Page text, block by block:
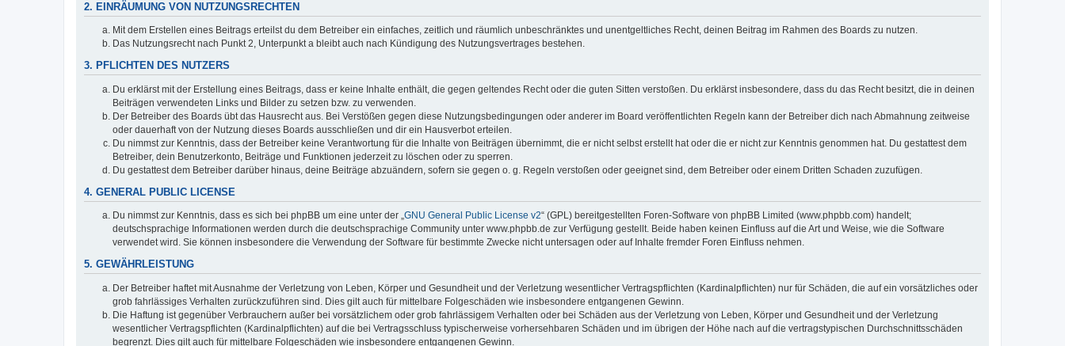
2. EINRÄUMUNG VON NUTZUNGSRECHTEN
Mit dem Erstellen eines Beitrags erteilst du dem Betreiber ein einfaches, zeitlich und räumlich unbeschränktes und unentgeltliches Recht, deinen Beitrag im Rahmen des Boards zu nutzen.
Das Nutzungsrecht nach Punkt 2, Unterpunkt a bleibt auch nach Kündigung des Nutzungsvertrages bestehen.
3. PFLICHTEN DES NUTZERS
Du erklärst mit der Erstellung eines Beitrags, dass er keine Inhalte enthält, die gegen geltendes Recht oder die guten Sitten verstoßen. Du erklärst insbesondere, dass du das Recht besitzt, die in deinen
Beiträgen verwendeten Links und Bilder zu setzen bzw. zu verwenden.
Der Betreiber des Boards übt das Hausrecht aus. Bei Verstößen gegen diese Nutzungsbedingungen oder anderer im Board veröffentlichten Regeln kann der Betreiber dich nach Abmahnung zeitweise
oder dauerhaft von der Nutzung dieses Boards ausschließen und dir ein Hausverbot erteilen.
Du nimmst zur Kenntnis, dass der Betreiber keine Verantwortung für die Inhalte von Beiträgen übernimmt, die er nicht selbst erstellt hat oder die er nicht zur Kenntnis genommen hat. Du gestattest dem
Betreiber, dein Benutzerkonto, Beiträge und Funktionen jederzeit zu löschen oder zu sperren.
Du gestattest dem Betreiber darüber hinaus, deine Beiträge abzuändern, sofern sie gegen o. g. Regeln verstoßen oder geeignet sind, dem Betreiber oder einem Dritten Schaden zuzufügen.
4. GENERAL PUBLIC LICENSE
Du nimmst zur Kenntnis, dass es sich bei phpBB um eine unter der „GNU General Public License v2“ (GPL) bereitgestellten Foren-Software von phpBB Limited (www.phpbb.com) handelt;
deutschsprachige Informationen werden durch die deutschsprachige Community unter www.phpbb.de zur Verfügung gestellt. Beide haben keinen Einfluss auf die Art und Weise, wie die Software
verwendet wird. Sie können insbesondere die Verwendung der Software für bestimmte Zwecke nicht untersagen oder auf Inhalte fremder Foren Einfluss nehmen.
5. GEWÄHRLEISTUNG
Der Betreiber haftet mit Ausnahme der Verletzung von Leben, Körper und Gesundheit und der Verletzung wesentlicher Vertragspflichten (Kardinalpflichten) nur für Schäden, die auf ein vorsätzliches oder
grob fahrlässiges Verhalten zurückzuführen sind. Dies gilt auch für mittelbare Folgeschäden wie insbesondere entgangenen Gewinn.
Die Haftung ist gegenüber Verbrauchern außer bei vorsätzlichem oder grob fahrlässigem Verhalten oder bei Schäden aus der Verletzung von Leben, Körper und Gesundheit und der Verletzung
wesentlicher Vertragspflichten (Kardinalpflichten) auf die bei Vertragsschluss typischerweise vorhersehbaren Schäden und im übrigen der Höhe nach auf die vertragstypischen Durchschnittsschäden
begrenzt. Dies gilt auch für mittelbare Folgeschäden wie insbesondere entgangenen Gewinn.